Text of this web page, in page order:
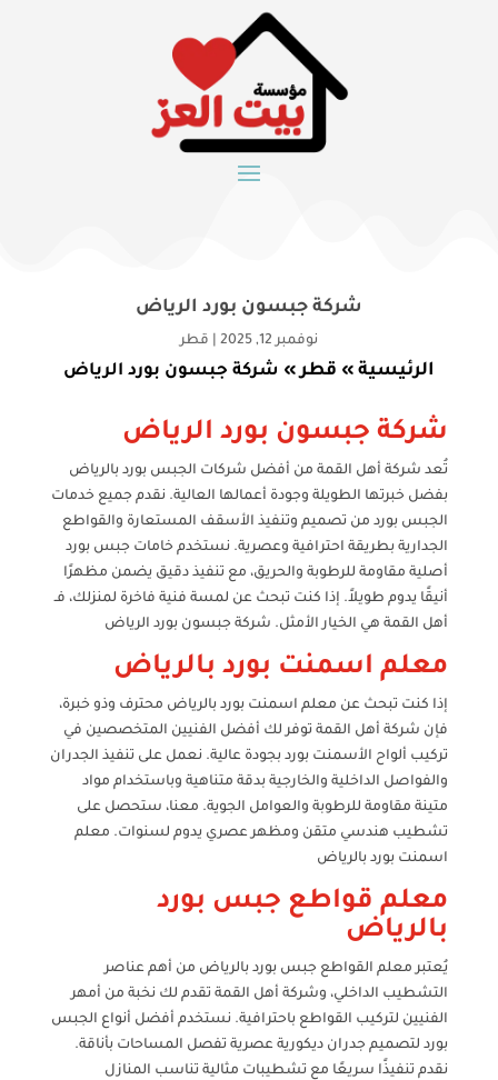
شركة جبسون بورد الرياض
نوفمبر 12, 2025 قطر
الرئيسية » قطر» شركة جبسون بورد الرياض
شركة جبسون بورد الرياض
تُعد شركة أهل القمة من أفضل شركات الجبس بورد بالرياض
بفضل خبرتها الطويلة وجودة أعمالها العالية. نقدم جميع خدمات
الجبس بورد من تصميم وتنفيذ الأسقف المستعارة والقواطع
الجدارية بطريقة احترافية وعصرية. نستخدم خامات جبس بورد
أصلية مقاومة للرطوبة والحريق، مع تنفيذ دقيق يضمن مظهرًا
أنيقًا يدوم طويلاً. إذا كنت تبحث عن لمسة فنية فاخرة لمنزلك، فـ
أهل القمة هي الخيار الأمثل. شركة جبسون بورد الرياض
معلم اسمنت بورد بالرياض
إذا كنت تبحث عن معلم اسمنت بورد بالرياض محترف وذو خبرة،
فإن شركة أهل القمة توفر لك أفضل الفنيين المتخصصين في
تركيب ألواح الأسمنت بورد بجودة عالية. نعمل على تنفيذ الجدران
والفواصل الداخلية والخارجية بدقة متناهية وباستخدام مواد
متينة مقاومة للرطوبة والعوامل الجوية. معنا، ستحصل على
تشطيب هندسي متقن ومظهر عصري يدوم لسنوات. معلم
اسمنت بورد بالرياض
معلم قواطع جبس بورد
بالرياض
يُعتبر معلم القواطع جبس بورد بالرياض من أهم عناصر
التشطيب الداخلي، وشركة أهل القمة تقدم لك نخبة من أمهر
الفنيين لتركيب القواطع باحترافية. نستخدم أفضل أنواع الجبس
بورد لتصميم جدران ديكورية عصرية تفصل المساحات بأناقة.
نقدم تنفيذًا سريعًا مع تشطيبات مثالية تناسب المنازل